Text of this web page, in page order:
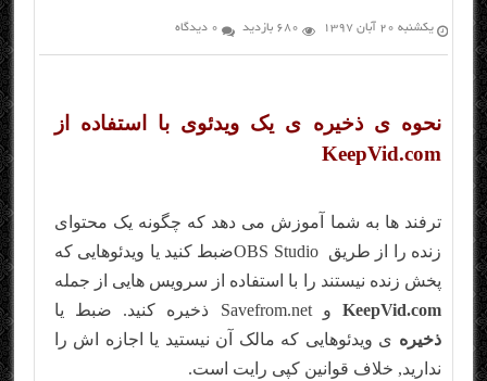
یکشنبه ۲۰ آبان ۱۳۹۷ 680 بازدید 0 دیدگاه
نحوه ی ذخیره ی یک ویدئوی با استفاده از
KeepVid.com
ترفند ها به شما آموزش می دهد که چگونه یک محتوای
زنده را از طریق OBS Studioضبط کنید یا ویدئوهایی که
پخش زنده نیستند را با استفاده از سرویس هایی از جمله
KeepVid.com و Savefrom.net ذخیره کنید. ضبط یا
ذخیره ی ویدئوهایی که مالک آن نیستید یا اجازه اش را
ندارید, خلاف قوانین کپی رایت است.